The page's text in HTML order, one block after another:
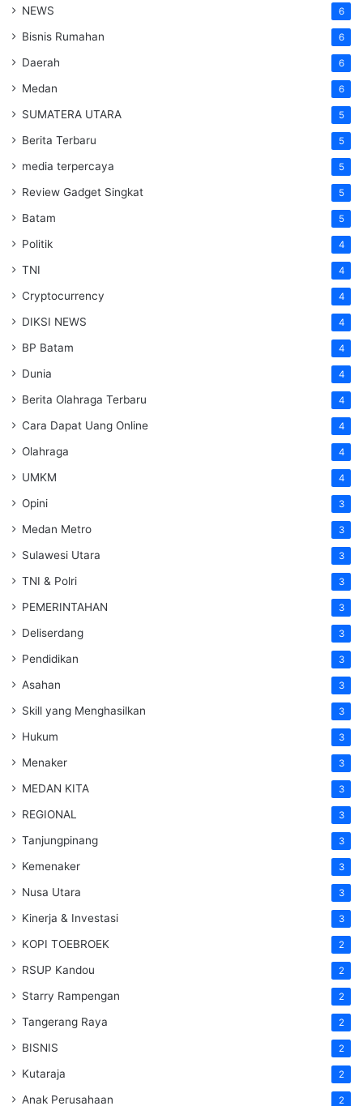
NEWS 6
Bisnis Rumahan 6
Daerah 6
Medan 6
SUMATERA UTARA 5
Berita Terbaru 5
media terpercaya 5
Review Gadget Singkat 5
Batam 5
Politik 4
TNI 4
Cryptocurrency 4
DIKSI NEWS 4
BP Batam 4
Dunia 4
Berita Olahraga Terbaru 4
Cara Dapat Uang Online 4
Olahraga 4
UMKM 4
Opini 3
Medan Metro 3
Sulawesi Utara 3
TNI & Polri 3
PEMERINTAHAN 3
Deliserdang 3
Pendidikan 3
Asahan 3
Skill yang Menghasilkan 3
Hukum 3
Menaker 3
MEDAN KITA 3
REGIONAL 3
Tanjungpinang 3
Kemenaker 3
Nusa Utara 3
Kinerja & Investasi 3
KOPI TOEBROEK 2
RSUP Kandou 2
Starry Rampengan 2
Tangerang Raya 2
BISNIS 2
Kutaraja 2
Anak Perusahaan 2